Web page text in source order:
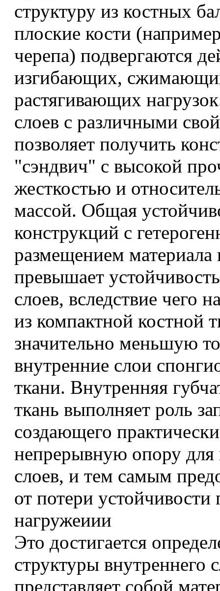
структуру из костных
плоские кости
черепа) подвергаются
изгибающих,
растягивающих
слоев с различными
позволяет получить
"сэндвич" с высокой
жесткостью и
массой. Общая
конструкций с
размещением материала
превышает
слоев, вследствие чего
из компактной костной
значительно меньшую
внутренние слои
ткани. Внутренняя
ткань выполняет роль
создающего практически
непрерывную опору
слоев, и тем самым
от потери устойчивости
нагружеиии
Это достигается
структуры внутреннего
представляет собой